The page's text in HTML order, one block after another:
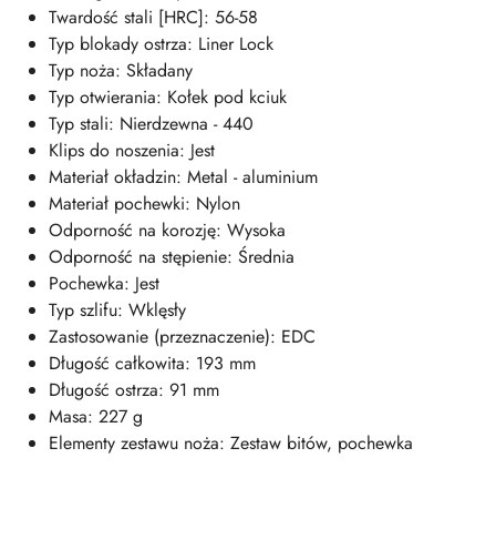
Twardość stali [HRC]: 56-58
Typ blokady ostrza: Liner Lock
Typ noża: Składany
Typ otwierania: Kołek pod kciuk
Typ stali: Nierdzewna - 440
Klips do noszenia: Jest
Materiał okładzin: Metal - aluminium
Materiał pochewki: Nylon
Odporność na korozję: Wysoka
Odporność na stępienie: Średnia
Pochewka: Jest
Typ szlifu: Wklęsły
Zastosowanie (przeznaczenie): EDC
Długość całkowita: 193 mm
Długość ostrza: 91 mm
Masa: 227 g
Elementy zestawu noża: Zestaw bitów, pochewka